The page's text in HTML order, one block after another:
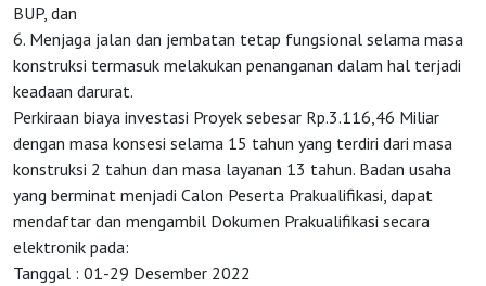
BUP, dan
6. Menjaga jalan dan jembatan tetap fungsional selama masa
konstruksi termasuk melakukan penanganan dalam hal terjadi
keadaan darurat.
Perkiraan biaya investasi Proyek sebesar Rp.3.116,46 Miliar
dengan masa konsesi selama 15 tahun yang terdiri dari masa
konstruksi 2 tahun dan masa layanan 13 tahun. Badan usaha
yang berminat menjadi Calon Peserta Prakualifikasi, dapat
mendaftar dan mengambil Dokumen Prakualifikasi secara
elektronik pada:
Tanggal : 01-29 Desember 2022